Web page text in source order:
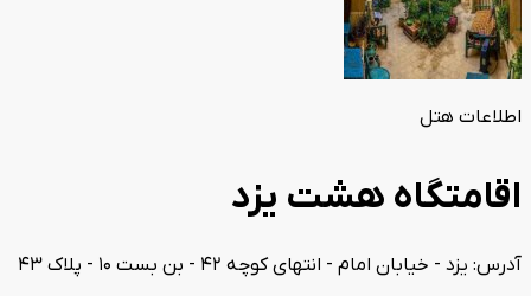
اطلاعات هتل
اقامتگاه هشت یزد
آدرس: یزد - خیابان امام - انتهای کوچه 42 - بن بست 10 - پلاک 43